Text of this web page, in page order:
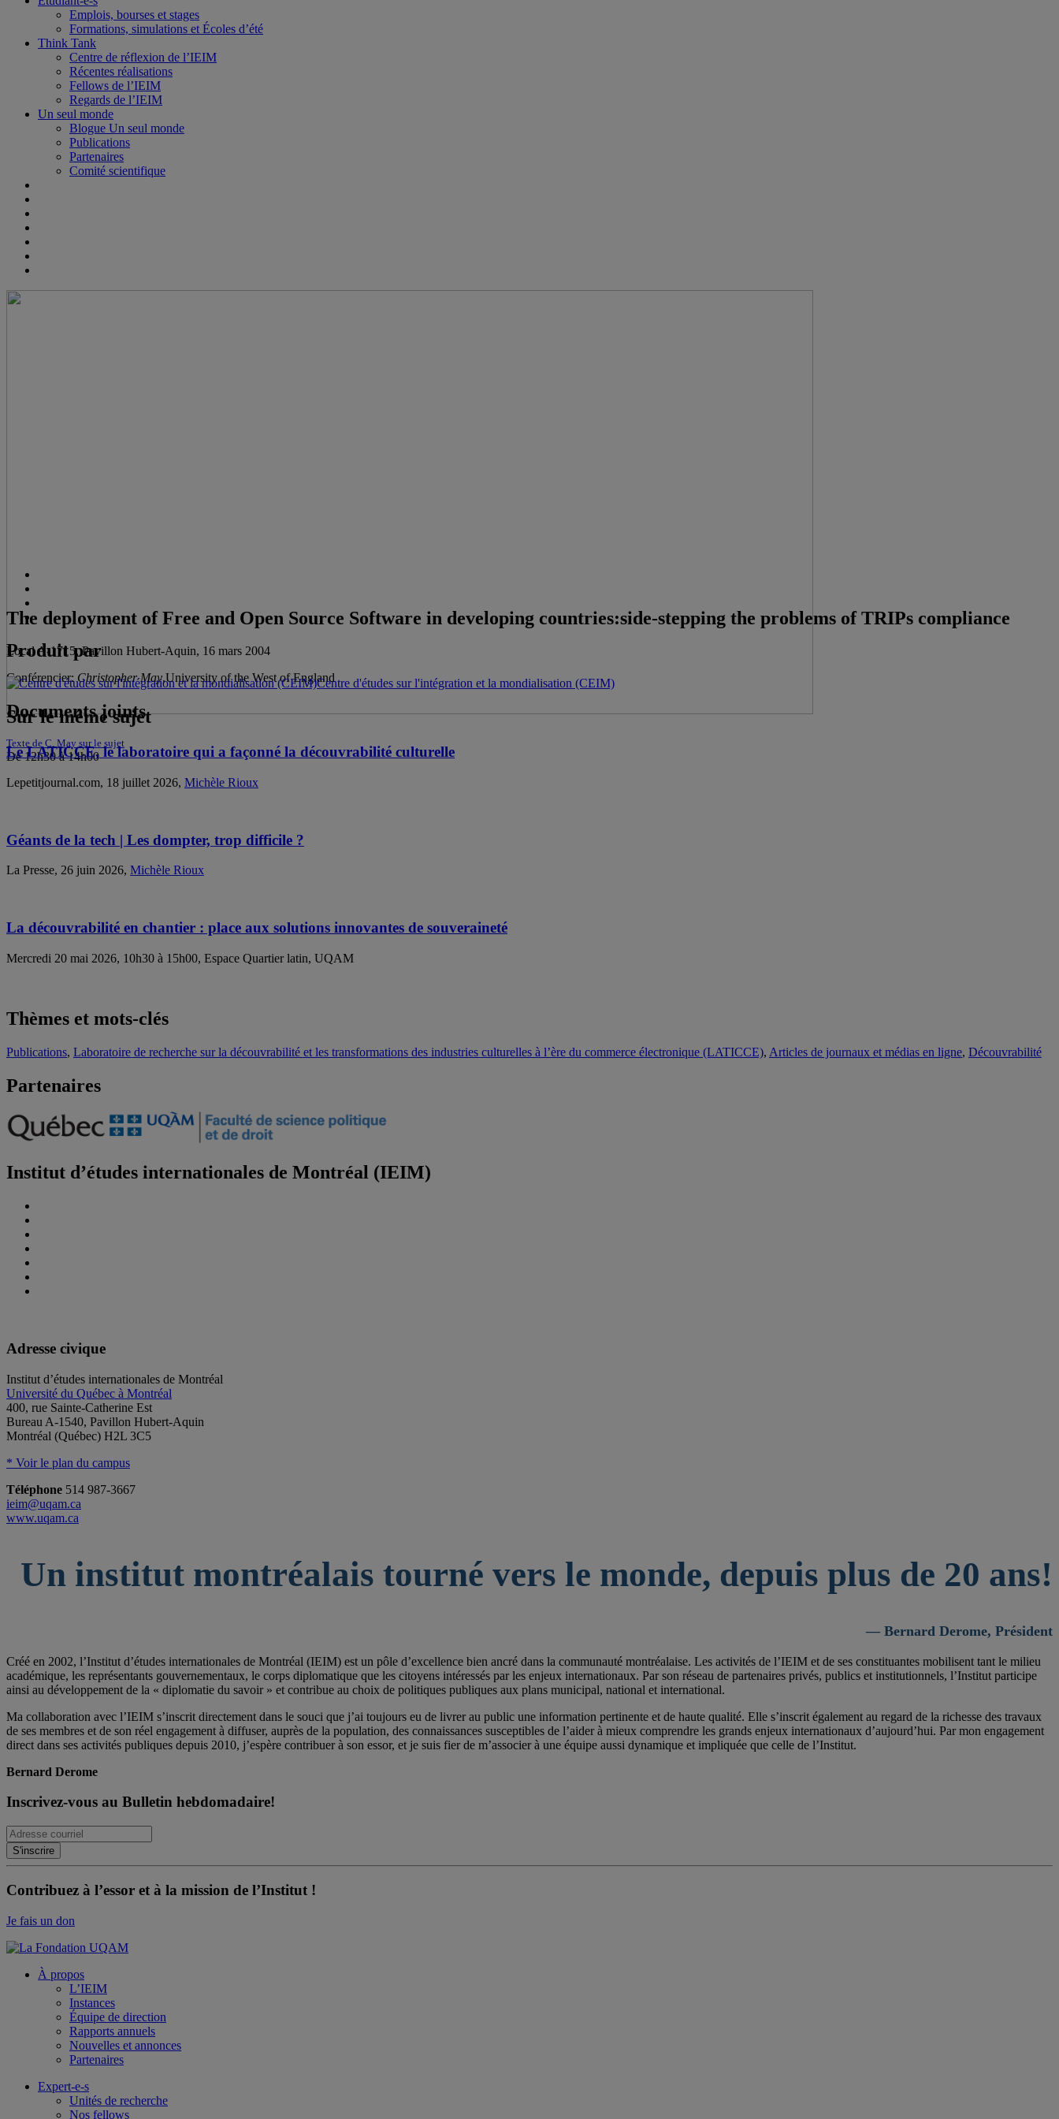
Emplois, bourses et stages
Formations, simulations et Écoles d’été
Think Tank
Centre de réflexion de l’IEIM
Récentes réalisations
Fellows de l’IEIM
Regards de l’IEIM
Un seul monde
Blogue Un seul monde
Publications
Partenaires
Comité scientifique
The deployment of Free and Open Source Software in developing countries:side-stepping the problems of TRIPs compliance
Local A-1715, Pavillon Hubert-Aquin, 16 mars 2004
Conférencier:Christopher May,University of the West of England
Documents joints
Texte de C. May sur le sujet
De 12h30 à 14h00
Produit par
Centre d'études sur l'intégration et la mondialisation (CEIM)
Sur le même sujet
Le LATICCE, le laboratoire qui a façonné la découvrabilité culturelle
Lepetitjournal.com, 18 juillet 2026, Michèle Rioux
Géants de la tech | Les dompter, trop difficile ?
La Presse, 26 juin 2026, Michèle Rioux
La découvrabilité en chantier : place aux solutions innovantes de souveraineté
Mercredi 20 mai 2026, 10h30 à 15h00, Espace Quartier latin, UQAM
Thèmes et mots-clés
Publications, Laboratoire de recherche sur la découvrabilité et les transformations des industries culturelles à l’ère du commerce électronique (LATICCE), Articles de journaux et médias en ligne, Découvrabilité
Partenaires
Institut d’études internationales de Montréal (IEIM)
Adresse civique
Institut d’études internationales de Montréal
Université du Québec à Montréal
400, rue Sainte-Catherine Est
Bureau A-1540, Pavillon Hubert-Aquin
Montréal (Québec) H2L 3C5
* Voir le plan du campus
Téléphone 514 987-3667
ieim@uqam.ca
www.uqam.ca
Un institut montréalais tourné vers le monde, depuis plus de 20 ans!
— Bernard Derome, Président
Créé en 2002, l’Institut d’études internationales de Montréal (IEIM) est un pôle d’excellence bien ancré dans la communauté montréalaise. Les activités de l’IEIM et de ses constituantes mobilisent tant le milieu
académique, les représentants gouvernementaux, le corps diplomatique que les citoyens intéressés par les enjeux internationaux. Par son réseau de partenaires privés, publics et institutionnels, l’Institut participe
ainsi au développement de la « diplomatie du savoir » et contribue au choix de politiques publiques aux plans municipal, national et international.
Ma collaboration avec l’IEIM s’inscrit directement dans le souci que j’ai toujours eu de livrer au public une information pertinente et de haute qualité. Elle s’inscrit également au regard de la richesse des travaux
de ses membres et de son réel engagement à diffuser, auprès de la population, des connaissances susceptibles de l’aider à mieux comprendre les grands enjeux internationaux d’aujourd’hui. Par mon engagement
direct dans ses activités publiques depuis 2010, j’espère contribuer à son essor, et je suis fier de m’associer à une équipe aussi dynamique et impliquée que celle de l’Institut.
Bernard Derome
Inscrivez-vous au Bulletin hebdomadaire!
Contribuez à l’essor et à la mission de l’Institut !
Je fais un don
À propos
L’IEIM
Instances
Équipe de direction
Rapports annuels
Nouvelles et annonces
Partenaires
Expert-e-s
Unités de recherche
Nos fellows